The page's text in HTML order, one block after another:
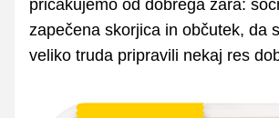
pričakujemo od dobrega žara:
zapečena skorjica in občutek, da
veliko truda pripravili nekaj res